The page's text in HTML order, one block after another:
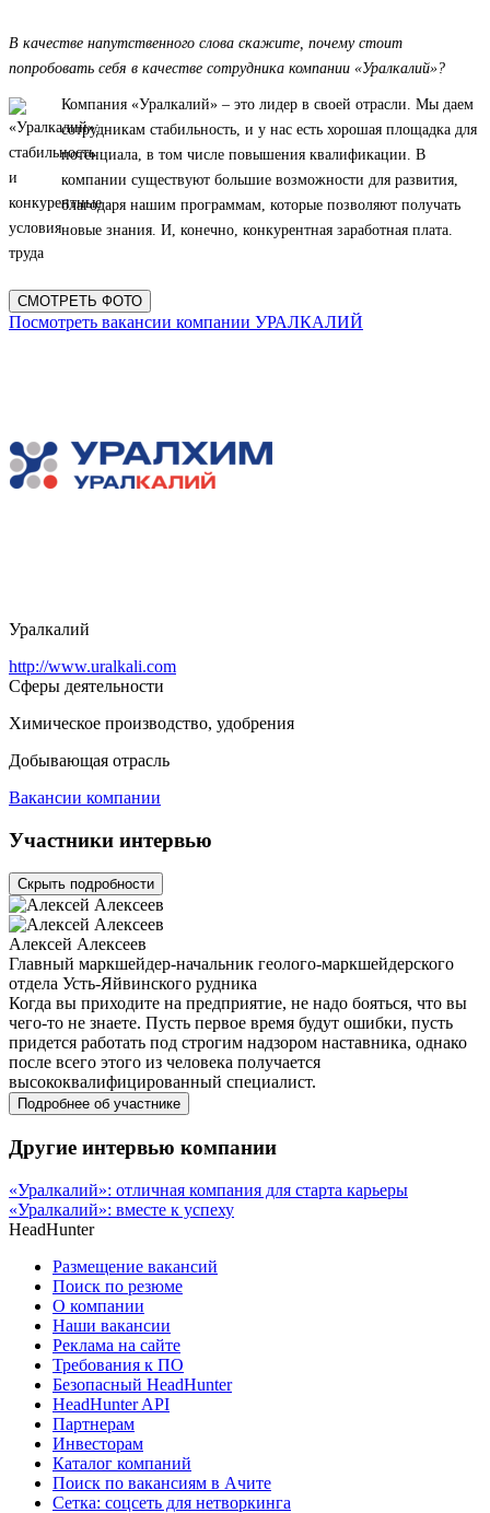
В качестве напутственного слова скажите, почему стоит
попробовать себя в качестве сотрудника компании «Уралкалий»?
Компания «Уралкалий» – это лидер в своей отрасли. Мы даем
сотрудникам стабильность, и у нас есть хорошая площадка для
потенциала, в том числе повышения квалификации. В
компании существуют большие возможности для развития,
благодаря нашим программам, которые позволяют получать
новые знания. И, конечно, конкурентная заработная плата.
СМОТРЕТЬ ФОТО
Посмотреть вакансии компании УРАЛКАЛИЙ
Уралкалий
http://www.uralkali.com
Сферы деятельности
Химическое производство, удобрения
Добывающая отрасль
Вакансии компании
Участники интервью
Скрыть подробности
Алексей Алексеев
Главный маркшейдер-начальник геолого-маркшейдерского
отдела Усть-Яйвинского рудника
Когда вы приходите на предприятие, не надо бояться, что вы
чего-то не знаете. Пусть первое время будут ошибки, пусть
придется работать под строгим надзором наставника, однако
после всего этого из человека получается
высококвалифицированный специалист.
Подробнее об участнике
Другие интервью компании
«Уралкалий»: отличная компания для старта карьеры
«Уралкалий»: вместе к успеху
HeadHunter
Размещение вакансий
Поиск по резюме
О компании
Наши вакансии
Реклама на сайте
Требования к ПО
Безопасный HeadHunter
HeadHunter API
Партнерам
Инвесторам
Каталог компаний
Поиск по вакансиям в Ачите
Сетка: соцсеть для нетворкинга